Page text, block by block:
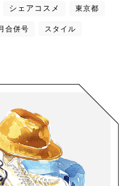
シェアコスメ 東京都
合併号 スタイル